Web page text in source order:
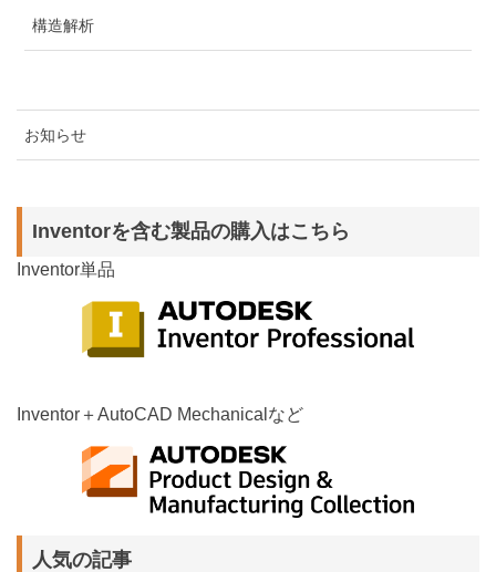
構造解析
お知らせ
Inventorを含む製品の購入はこちら
Inventor単品
Inventor＋AutoCAD Mechanicalなど
人気の記事